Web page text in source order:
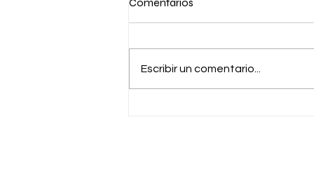
Escribir un comentario...